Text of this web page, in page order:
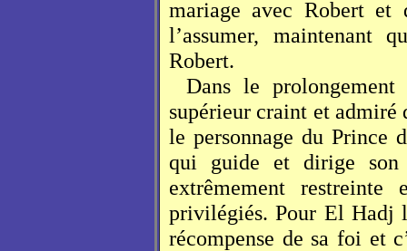
mariage avec Robert
l’assumer, maintenant
Robert.
Dans le
supérieur craint et admiré
le personnage du Prince
qui guide et dirige
extrêmement restreinte
privilégiés. Pour El Hadj
récompense de sa foi et